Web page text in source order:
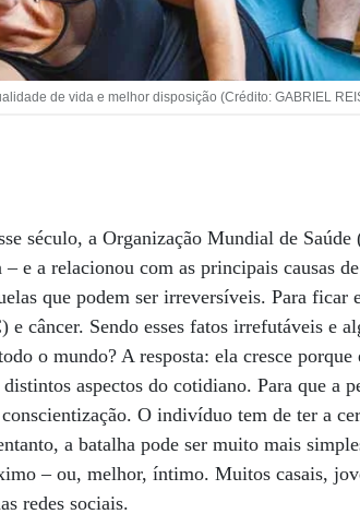
de vida e melhor disposição (Crédito: GABRIEL
século, a Organização Mundial de
e a relacionou com as principais causas
que podem ser irreversíveis. Para ficar
e câncer. Sendo esses fatos irrefutáveis e
o mundo? A resposta: ela cresce
aspectos do cotidiano. Para que a
O indivíduo tem de ter a
a batalha pode ser muito mais
– ou, melhor, íntimo. Muitos casais,
redes sociais.